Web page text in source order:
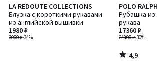
LA REDOUTE COLLECTIONS
Блузка с короткими рукавами
из английской вышивки
3000 ₽-34%
1980 ₽
POLO
Рубашка из
рукава
24800 ₽-30%
17360 ₽
4,9
/ 5
4,9
/